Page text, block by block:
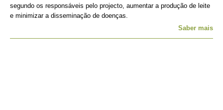
segundo os responsáveis pelo projecto, aumentar a produção de leite
e minimizar a disseminação de doenças.
Saber mais